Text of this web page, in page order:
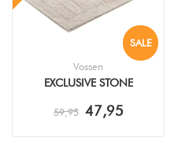
SALE
Vossen
EXCLUSIVE STONE
59,95 47,95